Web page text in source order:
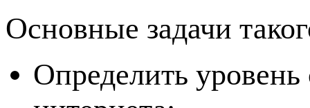
Основные задачи
Определить уровень